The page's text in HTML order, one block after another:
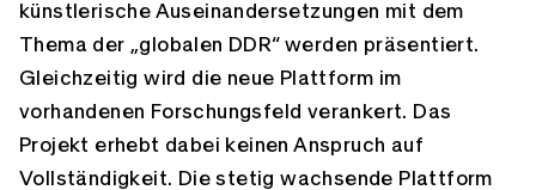
künstlerische Auseinandersetzungen mit dem
Thema der „globalen DDR“ werden präsentiert.
Gleichzeitig wird die neue Plattform im
vorhandenen Forschungsfeld verankert. Das
Projekt erhebt dabei keinen Anspruch auf
Vollständigkeit. Die stetig wachsende Plattform